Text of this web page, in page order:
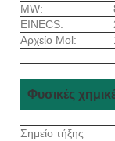
MW:
EINECS:
Αρχείο Mol:
Φυσικές
Σημείο τήξης